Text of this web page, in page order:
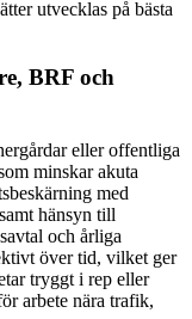
utvecklas på bästa
BRF och
eller offentliga
minskar akuta
med
hänsyn till
och årliga
över tid, vilket ger
tryggt i rep eller
arbete nära trafik,